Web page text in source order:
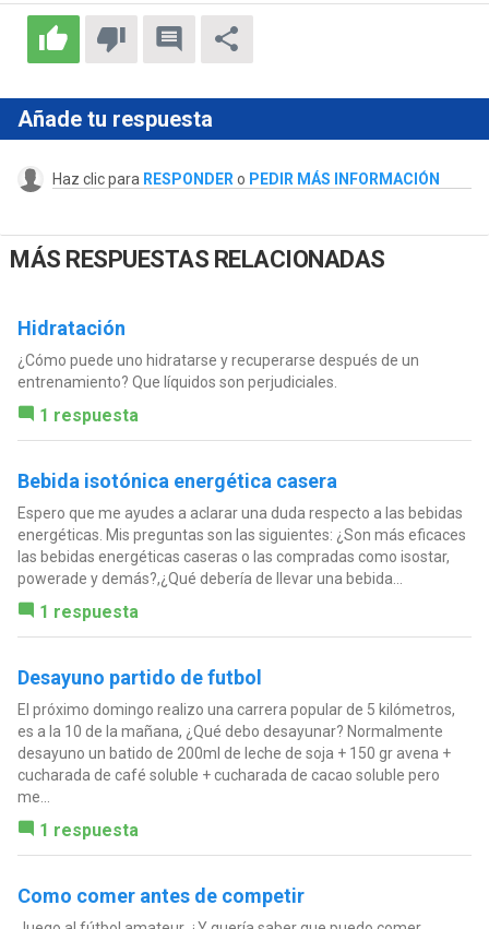
Añade tu respuesta
Haz clic para RESPONDER o PEDIR MÁS INFORMACIÓN
MÁS RESPUESTAS RELACIONADAS
Hidratación
¿Cómo puede uno hidratarse y recuperarse después de un
entrenamiento? Que líquidos son perjudiciales.
1 respuesta
Bebida isotónica energética casera
Espero que me ayudes a aclarar una duda respecto a las bebidas
energéticas. Mis preguntas son las siguientes: ¿Son más eficaces
las bebidas energéticas caseras o las compradas como isostar,
powerade y demás?,¿Qué debería de llevar una bebida...
1 respuesta
Desayuno partido de futbol
El próximo domingo realizo una carrera popular de 5 kilómetros,
es a la 10 de la mañana, ¿Qué debo desayunar? Normalmente
desayuno un batido de 200ml de leche de soja + 150 gr avena +
cucharada de café soluble + cucharada de cacao soluble pero
me...
1 respuesta
Como comer antes de competir